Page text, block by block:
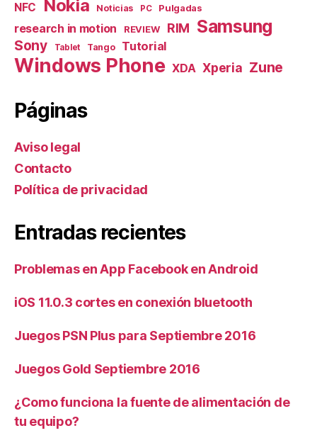
NFC Nokia Noticias PC Pulgadas
research in motion REVIEW RIM Samsung
Sony Tablet Tango Tutorial
Windows Phone XDA Xperia Zune
Páginas
Aviso legal
Contacto
Política de privacidad
Entradas recientes
Problemas en App Facebook en Android
iOS 11.0.3 cortes en conexión bluetooth
Juegos PSN Plus para Septiembre 2016
Juegos Gold Septiembre 2016
¿Como funciona la fuente de alimentación de
tu equipo?